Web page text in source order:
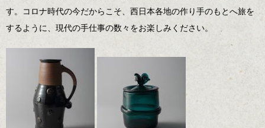
す。コロナ時代の今だからこそ、西日本各地の作り手のもとへ旅を
するように、現代の手仕事の数々をお楽しみください。